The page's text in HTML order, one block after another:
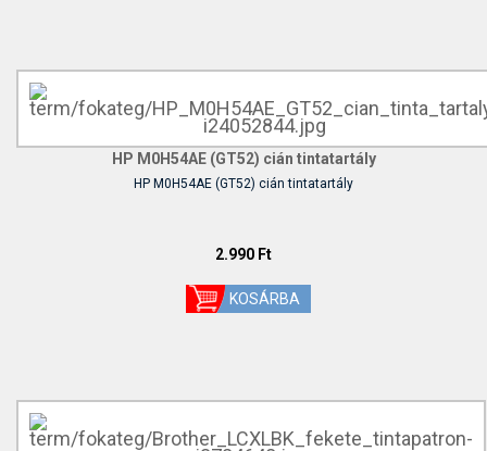
HP M0H54AE (GT52) cián tintatartály
HP M0H54AE (GT52) cián tintatartály
2.990 Ft